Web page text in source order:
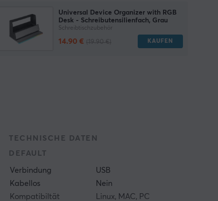
Universal Device Organizer with RGB
Desk - Schreibutensilienfach, Grau
Schreibtischzubehör
14.90 € KAUFEN
TECHNISCHE DATEN
DEFAULT
Verbindung
USB
Kabellos
Nein
Kompatibiltät
Linux, MAC, PC